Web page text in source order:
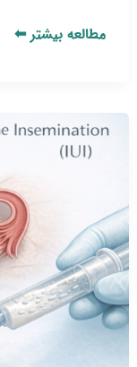
مطالعه بیشتر ⬅
درمان
ناباروری
_
راهنمای
کامل
مراحل،
مزایا
و